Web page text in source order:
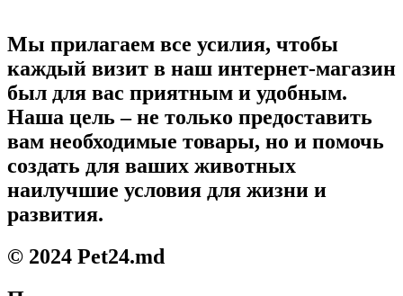
Мы прилагаем все усилия, чтобы
каждый визит в наш интернет-магазин
был для вас приятным и удобным.
Наша цель – не только предоставить
вам необходимые товары, но и помочь
создать для ваших животных
наилучшие условия для жизни и
развития.
© 2024 Pet24.md